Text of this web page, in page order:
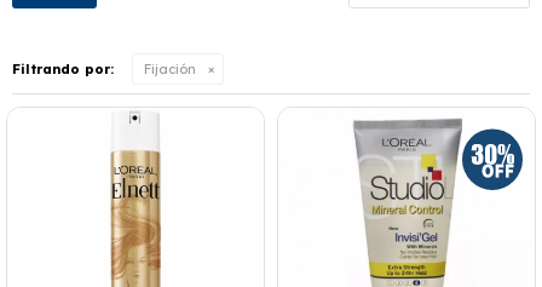
Filtrando por: Fijación